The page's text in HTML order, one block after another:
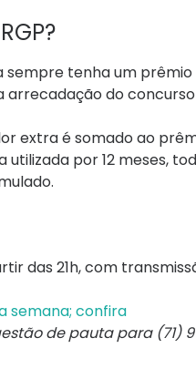
tenha um prêmio
arrecadação do
extra é somado ao
por 12 meses,
das 21h, com
semana; confira
de pauta para (71)